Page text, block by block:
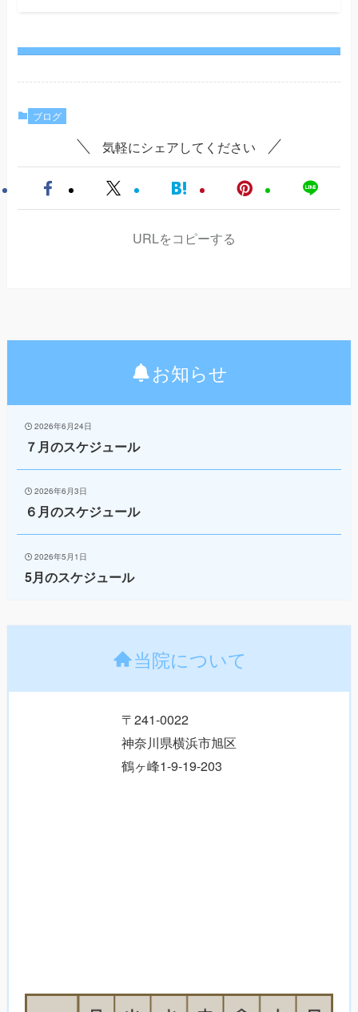
ブログ
気軽にシェアしてください
URLをコピーする
お知らせ
2026年6月24日
７月のスケジュール
2026年6月3日
６月のスケジュール
2026年5月1日
5月のスケジュール
当院について
〒241-0022
神奈川県横浜市旭区
鶴ヶ峰1-9-19-203